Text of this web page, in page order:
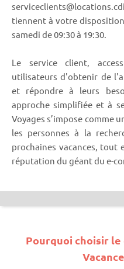
tiennent à votre
samedi de 09:30 à 19:30.
Le service client,
utilisateurs d'obtenir de
et répondre à leurs
approche simplifiée et à
Voyages s’impose comme
les personnes à la
prochaines vacances, tout
réputation du géant du e-
Pourquoi choisir